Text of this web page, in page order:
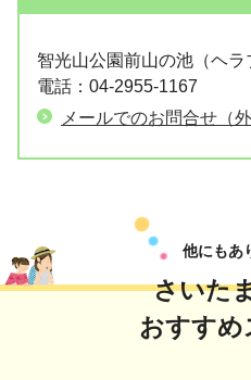
智光山公園前山の池（ヘラ
電話：04-2955-1167
メールでのお問合せ（
他にもあ
さいた
おすすめ